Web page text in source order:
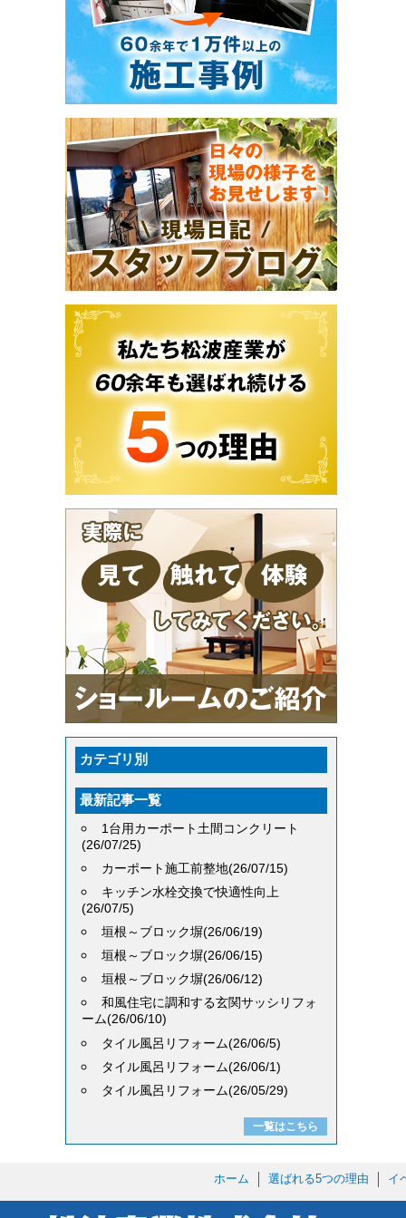
カテゴリ別
最新記事一覧
1台用カーポート土間コンクリート
(26/07/25)
カーポート施工前整地(26/07/15)
キッチン水栓交換で快適性向上
(26/07/5)
垣根～ブロック塀(26/06/19)
垣根～ブロック塀(26/06/15)
垣根～ブロック塀(26/06/12)
和風住宅に調和する玄関サッシリフォ
ーム(26/06/10)
タイル風呂リフォーム(26/06/5)
タイル風呂リフォーム(26/06/1)
タイル風呂リフォーム(26/05/29)
一覧はこちら
ホーム 選ばれる5つの理由 イ